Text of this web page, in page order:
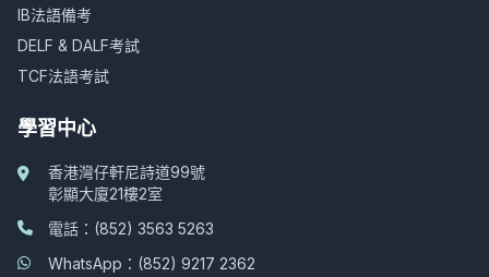
IB法語備考
DELF & DALF考試
TCF法語考試
學習中心
香港灣仔軒尼詩道99號
彰顯大廈21樓2室
電話：(852) 3563 5263
WhatsApp：(852) 9217 2362